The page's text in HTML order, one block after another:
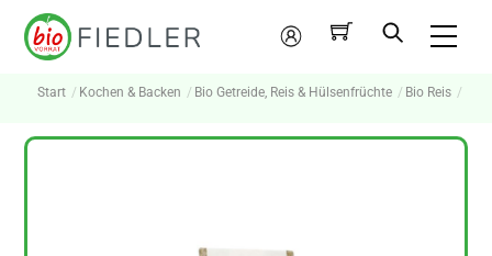
Skip
Mein
Konto
Start Kochen & Backen Bio Getreide, Reis & Hülsenfrüchte Bio Reis